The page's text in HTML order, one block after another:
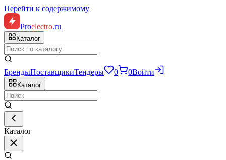
Перейти к содержимому
Proelectro.ru
Каталог
БрендыПоставщикиТендеры 0 0Войти
Каталог
Каталог